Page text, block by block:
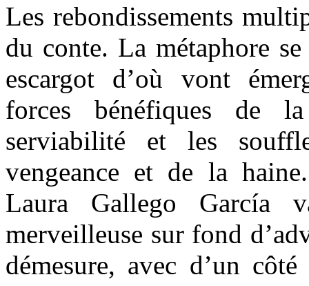
Les rebondissements
du conte. La métaphore
escargot d’où vont
forces bénéfiques de
serviabilité et les
vengeance et de la
Laura Gallego García
merveilleuse sur fond
démesure, avec d’un